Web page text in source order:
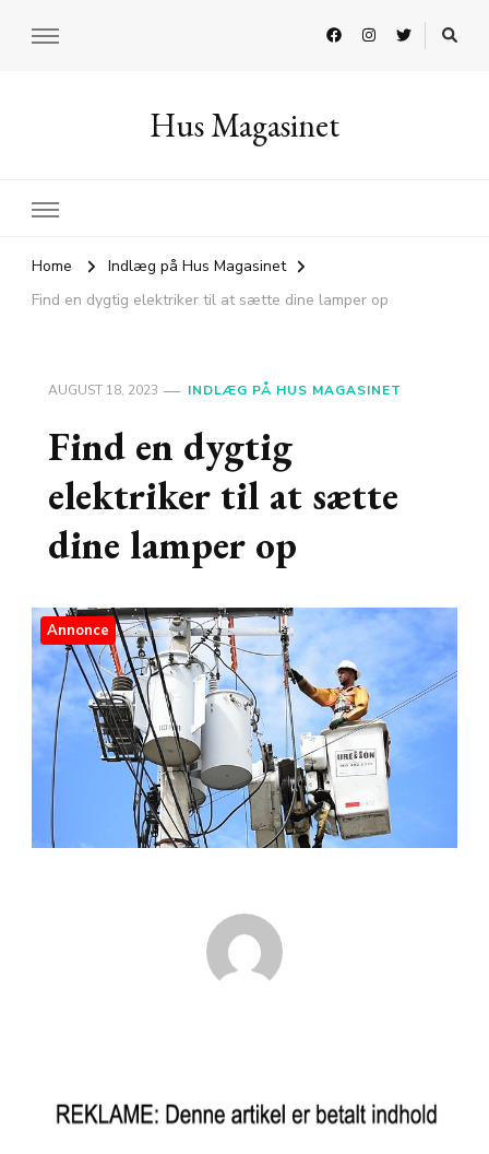
Hus Magasinet
Home
Indlæg på Hus Magasinet
Find en dygtig elektriker til at sætte dine lamper op
AUGUST 18, 2023 INDLÆG PÅ HUS MAGASINET
Find en dygtig
elektriker til at sætte
dine lamper op
Annonce